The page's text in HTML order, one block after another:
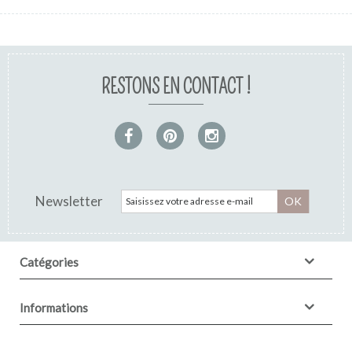
RESTONS EN CONTACT !
Newsletter OK
Catégories
Informations